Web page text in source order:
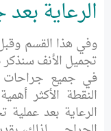
الرعاية
وفي هذا القسم وقبل
تجميل الأنف سنذكر
في جميع جراحات
النقطة الأكثر
الرعاية بعد عملية